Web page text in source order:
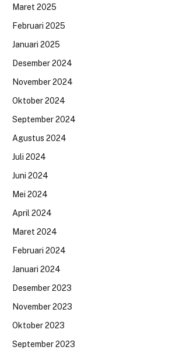
Maret 2025
Februari 2025
Januari 2025
Desember 2024
November 2024
Oktober 2024
September 2024
Agustus 2024
Juli 2024
Juni 2024
Mei 2024
April 2024
Maret 2024
Februari 2024
Januari 2024
Desember 2023
November 2023
Oktober 2023
September 2023